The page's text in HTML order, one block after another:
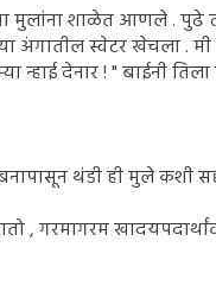
मुलांना शाळेत आणले . पुढे
स्वेटर खेचला . मी
न्हाई देनार ! " बाईनी
थंडी ही मुले कशी
, गरमागरम